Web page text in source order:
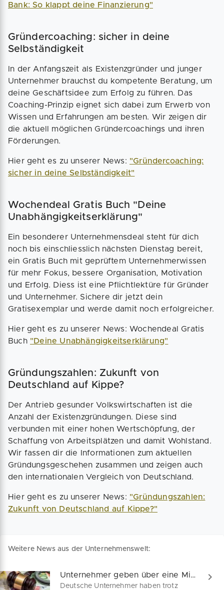
Bank: So klappt deine Finanzierung"
Gründercoaching: sicher in deine
Selbständigkeit
In der Anfangszeit als Existenzgründer und junger
Unternehmer brauchst du kompetente Beratung, um
deine Geschäftsidee zum Erfolg zu führen. Das
Coaching-Prinzip eignet sich dabei zum Erwerb von
Wissen und Erfahrungen am besten. Wir zeigen dir
die aktuell möglichen Gründercoachings und ihren
Förderungen.
Hier geht es zu unserer News: "Gründercoaching:
sicher in deine Selbständigkeit"
Wochendeal Gratis Buch "Deine
Unabhängigkeitserklärung"
Ein besonderer Unternehmensdeal steht für dich
noch bis einschliesslich nächsten Dienstag bereit,
ein Gratis Buch mit geprüftem Unternehmerwissen
für mehr Fokus, bessere Organisation, Motivation
und Erfolg. Diess ist eine Pflichtlektüre für Gründer
und Unternehmer. Sichere dir jetzt dein
Gratisexemplar und werde damit noch erfolgreicher.
Hier geht es zu unserer News: Wochendeal Gratis
Buch "Deine Unabhängigkeitserklärung"
Gründungszahlen: Zukunft von
Deutschland auf Kippe?
Der Antrieb gesunder Volkswirtschaften ist die
Anzahl der Existenzgründungen. Diese sind
verbunden mit einer hohen Wertschöpfung, der
Schaffung von Arbeitsplätzen und damit Wohlstand.
Wir fassen dir die Informationen zum aktuellen
Gründungsgeschehen zusammen und zeigen auch
den internationalen Vergleich von Deutschland.
Hier geht es zu unserer News: "Gründungszahlen:
Zukunft von Deutschland auf Kippe?"
Weitere News aus der Unternehmenswelt:
Unternehmer geben über eine Milliarde Euro Hilfsgelder zurück
Deutsche Unternehmer haben trotz